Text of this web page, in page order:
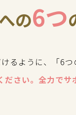
の6つ
るように、「6つ
さい。全力でサ